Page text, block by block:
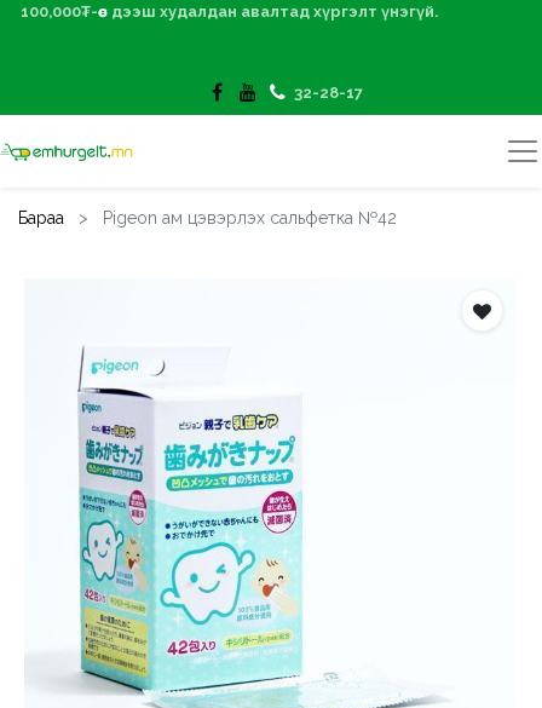
100,000₮-өөс дээш худалдан авалтад хүргэлт үнэгүй.
32-28-17
Бараа Pigeon ам цэвэрлэх сальфетка №42